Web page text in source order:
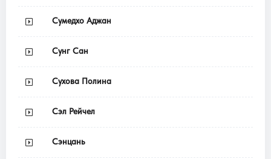
Сумедхо Аджан
Сунг Сан
Сухова Полина
Сэл Рейчел
Сэнцань